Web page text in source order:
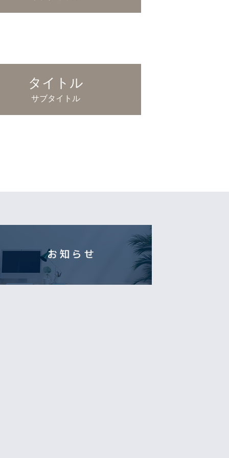
タイトル
サブタイトル